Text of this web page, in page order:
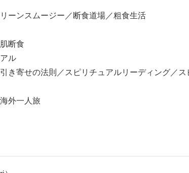
ーンスムージー／断食道場／粗食生活
断食
ル
き寄せの法則／スピリチュアルリーディング／ス
外一人旅